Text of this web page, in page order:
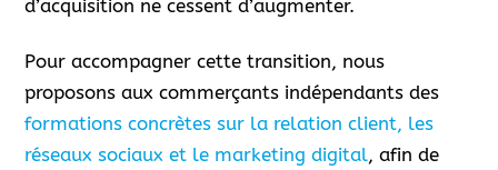
d’acquisition ne cessent d’augmenter.
Pour accompagner cette transition, nous
proposons aux commerçants indépendants des
formations concrètes sur la relation client, les
réseaux sociaux et le marketing digital, afin de